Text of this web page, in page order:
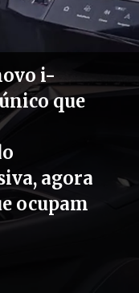
i-
que
agora
ocupam